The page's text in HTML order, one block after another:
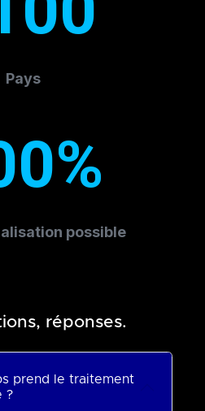
Pays
possible
réponses.
prend le traitement
?